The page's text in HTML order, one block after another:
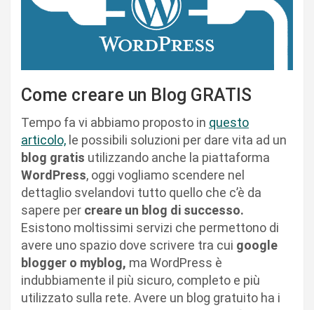
Come creare un Blog GRATIS
Tempo fa vi abbiamo proposto in questo
articolo, le possibili soluzioni per dare vita ad un
blog gratis utilizzando anche la piattaforma
WordPress, oggi vogliamo scendere nel
dettaglio svelandovi tutto quello che c’è da
sapere per creare un blog di successo.
Esistono moltissimi servizi che permettono di
avere uno spazio dove scrivere tra cui google
blogger o myblog, ma WordPress è
indubbiamente il più sicuro, completo e più
utilizzato sulla rete. Avere un blog gratuito ha i